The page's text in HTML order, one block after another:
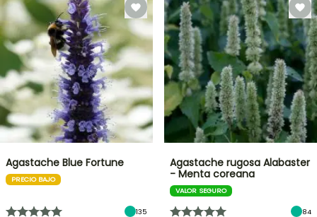
Agastache Blue Fortune
PRECIO BAJO
135
Agastache rugosa Alabaster
- Menta coreana
VALOR SEGURO
84